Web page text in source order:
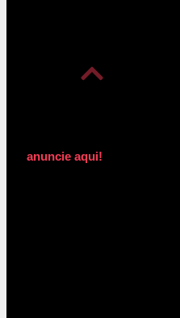
anuncie aqui!